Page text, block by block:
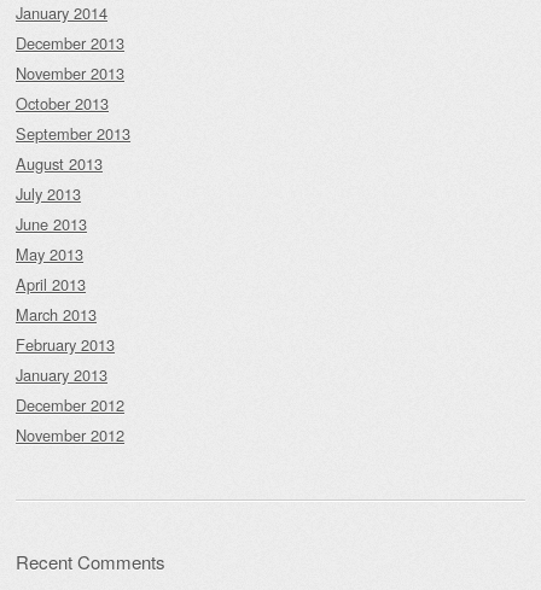
January 2014
December 2013
November 2013
October 2013
September 2013
August 2013
July 2013
June 2013
May 2013
April 2013
March 2013
February 2013
January 2013
December 2012
November 2012
Recent Comments